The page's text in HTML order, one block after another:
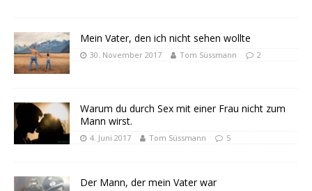
Mein Vater, den ich nicht sehen wollte
30. November 2017 Tom Süssmann 2
Warum du durch Sex mit einer Frau nicht zum
Mann wirst.
4. Juni 2017 Tom Süssmann 5
Der Mann, der mein Vater war